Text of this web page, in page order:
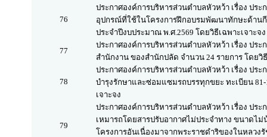
76
ประกาศองค์การบริหารส่วนตำบลหัวหว้า เรื่อง ปร
อุปกรณ์ที่ใช้ในโครงการฝึกอบรมพัฒนาทักษะด้านกี
ประจำปีงบประมาณ พ.ศ.2569 โดยวิธีเฉพาะเจาะจง
77
ประกาศองค์การบริหารส่วนตำบลหัวหว้า เรื่อง ปร
สำนักงาน ของสำนักปลัด จำนวน 24 รายการ โดยวิ
78
ประกาศองค์การบริหารส่วนตำบลหัวหว้า เรื่อง ประ
บำรุงรักษาและซ่อมแซมรถบรรทุกขยะ ทะเบียน 81-
เจาะจง
79
ประกาศองค์การบริหารส่วนตำบลหัวหว้า เรื่อง ประ
เหมารถโดยสารปรับอากาศไม่ประจำทาง ขนาดไ
โครงการอันเนื่องมาจากพระราชดำริของในหลวง